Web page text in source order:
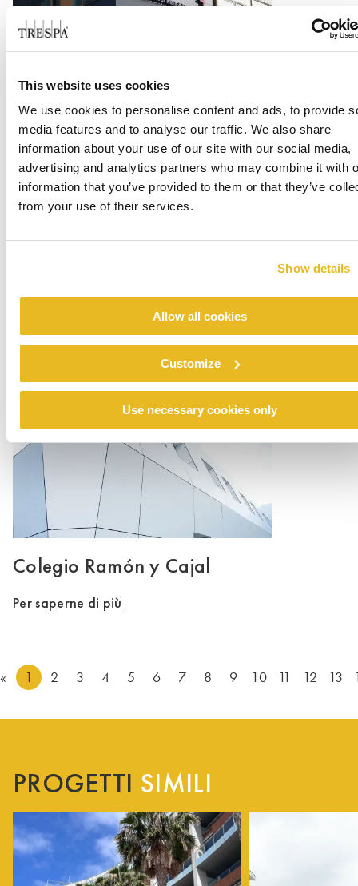
This website uses cookies
We use cookies to personalise content and ads, to provide
media features and to analyse our traffic. We also share
information about your use of our site with our social media,
advertising and analytics partners who may combine it with
information that you’ve provided to them or that they’ve
from your use of their services.
Show details
Allow all cookies
Customize
Use necessary cookies only
Office Centrada
Per saperne di più
Renovation emergency shelter Stein
Colegio Ramón y Cajal
Per saperne di più
« 1 2 3 4 5 6 7 8 9 10 11 12 13
PROGETTI SIMILI